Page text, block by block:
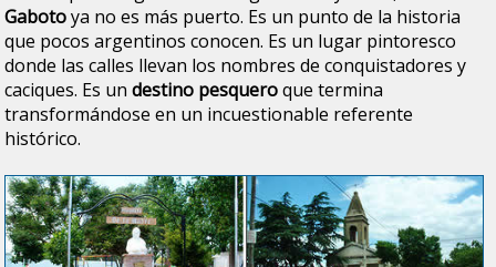
Gabotoya no es más puerto. Es un punto de la historia
que pocos argentinos conocen. Es un lugar pintoresco
donde las calles llevan los nombres de conquistadores y
caciques. Es undestino pesqueroque termina
transformándose en un incuestionable referente
histórico.